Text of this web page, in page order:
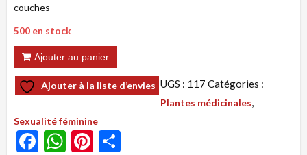
couches
500 en stock
quantité
Remède
:
Cerclage
Ajouter au panier
Ajouter à la liste d’envies UGS : 117 Catégories :
Plantes médicinales
Sexualité féminine
Facebook
WhatsApp
Pinterest